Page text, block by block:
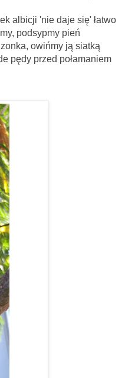
'nie daje się' łatwo
podsypmy pień
owińmy ją siatką
pędy przed połamaniem